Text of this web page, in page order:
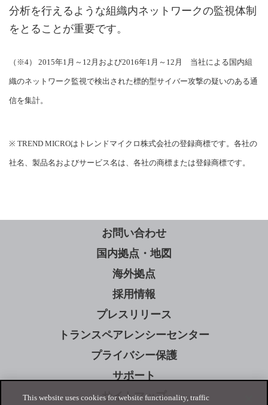
分析を行えるような組織内ネットワークの監視体制
をとることが重要です。
（※4） 2015年1月～12月および2016年1月～12月 当社による国内組
織のネットワーク監視で検出された標的型サイバー攻撃の疑いのある通
信を集計。
※ TREND MICROはトレンドマイクロ株式会社の登録商標です。各社の
社名、製品名およびサービス名は、各社の商標または登録商標です。
お問い合わせ
国内拠点・地図
海外拠点
採用情報
プレスリリース
トランスペアレンシーセンター
プライバシー保護
サポート
サイトマップ
This website uses cookies for website functionality, traffic